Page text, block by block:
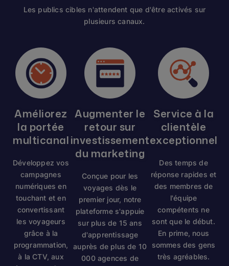
Les publics cibles n'attendent que d'être activés sur
plusieurs canaux.
Améliorez
la portée
multicanal
Développez vos
campagnes
numériques en
touchant et en
convertissant
les voyageurs
grâce à la
programmation,
à la CTV, aux
Augmenter le
retour sur
investissement
du marketing
Conçue pour les
voyages dès le
premier jour, notre
plateforme s'appuie
sur plus de 15 ans
d'apprentissage
auprès de plus de 10
000 agences de
Service à la
clientèle
exceptionnel
Des temps de
réponse rapides et
des membres de
l'équipe
compétents ne
sont que le début.
En prime, nous
sommes des gens
très agréables.